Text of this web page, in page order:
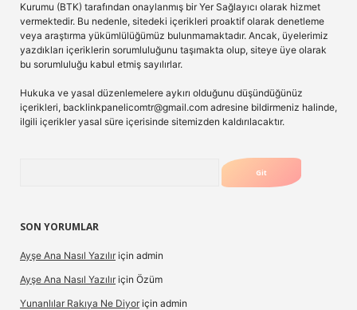
Kurumu (BTK) tarafından onaylanmış bir Yer Sağlayıcı olarak hizmet
vermektedir. Bu nedenle, sitedeki içerikleri proaktif olarak denetleme
veya araştırma yükümlülüğümüz bulunmamaktadır. Ancak, üyelerimiz
yazdıkları içeriklerin sorumluluğunu taşımakta olup, siteye üye olarak
bu sorumluluğu kabul etmiş sayılırlar.
Hukuka ve yasal düzenlemelere aykırı olduğunu düşündüğünüz
içerikleri, backlinkpanelicomtr@gmail.com adresine bildirmeniz halinde,
ilgili içerikler yasal süre içerisinde sitemizden kaldırılacaktır.
SON YORUMLAR
Ayşe Ana Nasıl Yazılır için admin
Ayşe Ana Nasıl Yazılır için Özüm
Yunanlılar Rakıya Ne Diyor için admin